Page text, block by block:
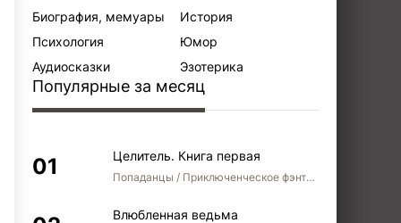
Биография, мемуары
История
Психология
Юмор
Аудиосказки
Эзотерика
Популярные за месяц
Целитель. Книга первая
Попаданцы / Приключенческое фэнтези / Боевое фэнтези
Влюбленная ведьма